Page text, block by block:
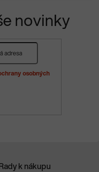
novinky
osobných
k nákupu